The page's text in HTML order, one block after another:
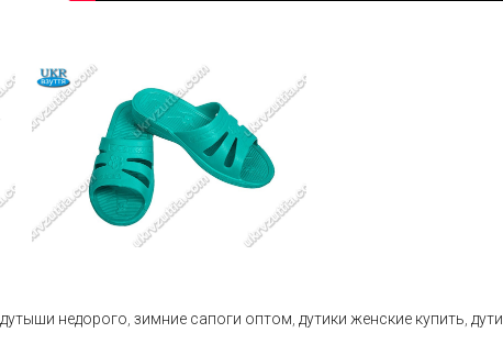
дутыши недорого зимние сапоги оптом дутики женские купить